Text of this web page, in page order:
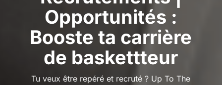
Opportunités :
Booste ta carrière
de baskettteur
Tu veux être repéré et recruté ? Up To The